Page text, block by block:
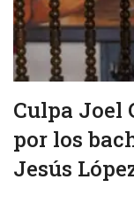
Culpa Joel
por los
Jesús